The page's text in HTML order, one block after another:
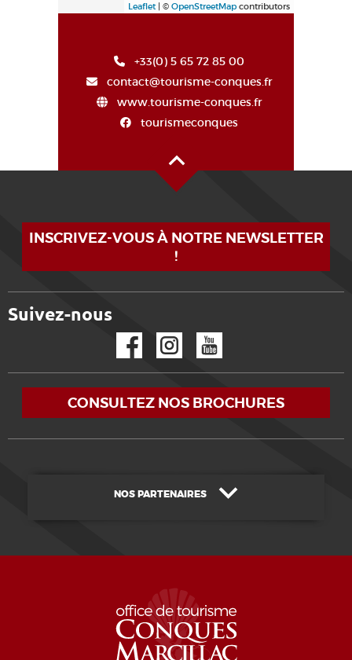
Leaflet| © OpenStreetMap contributors
+33(0) 5 65 72 85 00
contact@tourisme-conques.fr
www.tourisme-conques.fr
tourismeconques
INSCRIVEZ-VOUS À NOTRE NEWSLETTER
!
Suivez-nous
CONSULTEZ NOS BROCHURES
NOS PARTENAIRES